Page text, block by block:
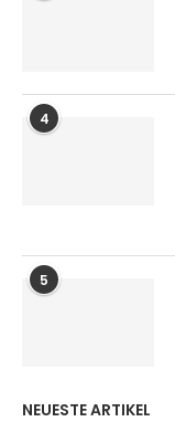
4
5
NEUESTE ARTIKEL